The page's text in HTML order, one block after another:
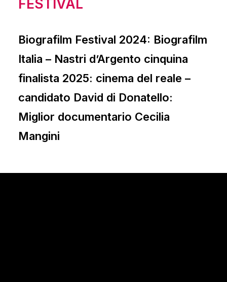
FESTIVAL
Biografilm Festival 2024: Biografilm
Italia – Nastri d’Argento cinquina
finalista 2025: cinema del reale –
candidato David di Donatello:
Miglior documentario Cecilia
Mangini